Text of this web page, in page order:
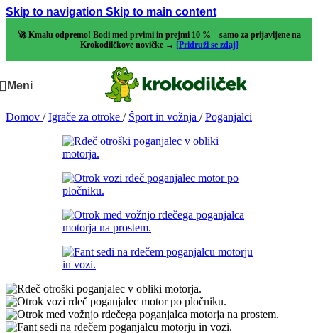
Skip to navigation Skip to main content
🚀 Kmalu odpremo! Bodi med prvimi in prejmi 10 % – samo za prijavljene na
Krokodilčkove novičke → [Pridruži se zdaj]
Meni
Domov / Igrače za otroke / Šport in vožnja / Poganjalci